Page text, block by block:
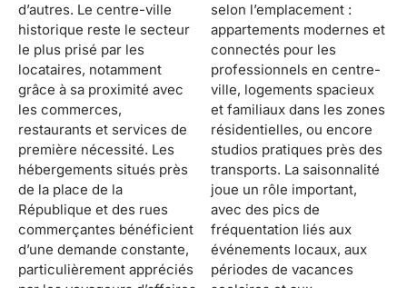
d’autres. Le centre-ville
historique reste le secteur
le plus prisé par les
locataires, notamment
grâce à sa proximité avec
les commerces,
restaurants et services de
première nécessité. Les
hébergements situés près
de la place de la
République et des rues
commerçantes bénéficient
d’une demande constante,
particulièrement appréciés
selon l’emplacement :
appartements modernes et
connectés pour les
professionnels en centre-
ville, logements spacieux
et familiaux dans les zones
résidentielles, ou encore
studios pratiques près des
transports. La saisonnalité
joue un rôle important,
avec des pics de
fréquentation liés aux
événements locaux, aux
périodes de vacances